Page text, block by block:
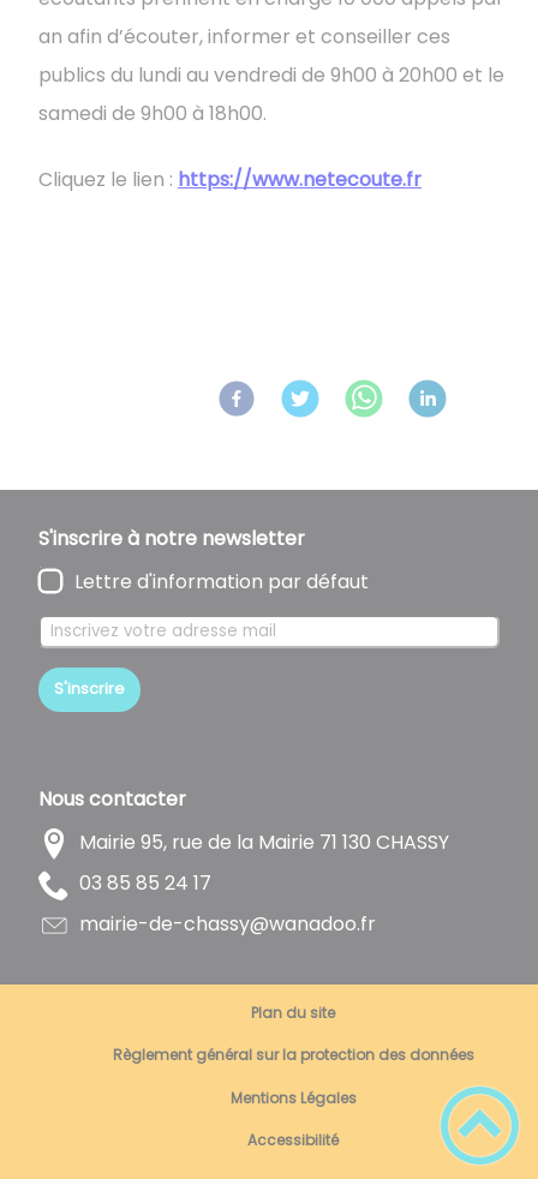
an afin d’écouter, informer et conseiller ces
publics du lundi au vendredi de 9h00 à 20h00 et le
samedi de 9h00 à 18h00.
​​​​​​​Cliquez le lien : https://www.netecoute.fr
S'inscrire à notre newsletter
Lettre d'information par défaut
S'inscrire
Nous contacter
Mairie 95, rue de la Mairie 71 130 CHASSY
71 42 58 58 30
rf.oodanaw@yssahc-ed-eiriam
Plan du site
Règlement général sur la protection des données
Mentions Légales
Accessibilité